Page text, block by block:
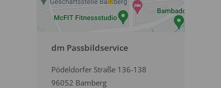
dm Passbildservice
Pödeldorfer Straße 136-138
96052 Bamberg